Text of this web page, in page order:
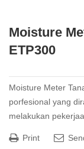
Moisture
ETP300
Moisture Meter
porfesional yang
melakukan
Print